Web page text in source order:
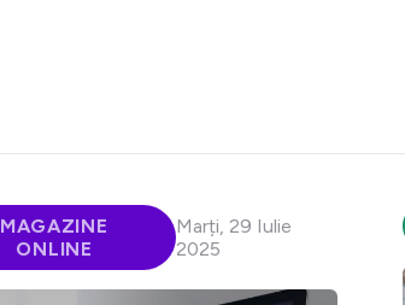
MAGAZINE
ONLINE
Marți, 29 Iulie
2025